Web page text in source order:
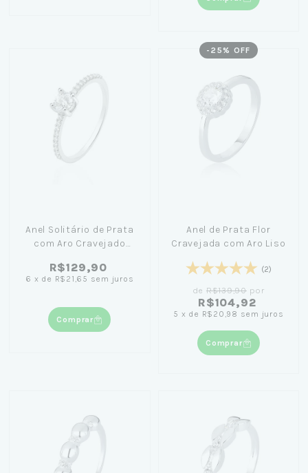
Anel Solitário de Prata
com Aro Cravejado
R$129,90
6 x de R$21,65 sem juros
Comprar
- 25 % OFF
Anel de Prata Flor
Cravejada com Aro Liso
(2)
de R$139,90por
R$104,92
5 x de R$20,98 sem juros
Comprar